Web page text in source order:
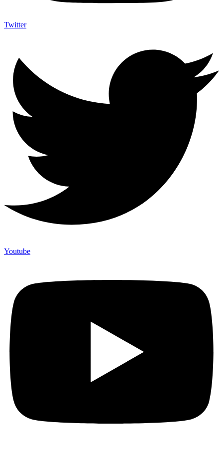
Twitter
Youtube